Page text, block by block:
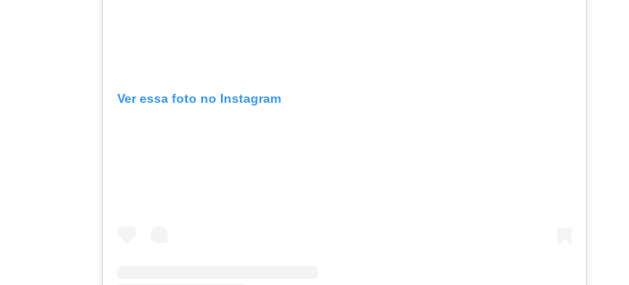
Ver essa foto no Instagram